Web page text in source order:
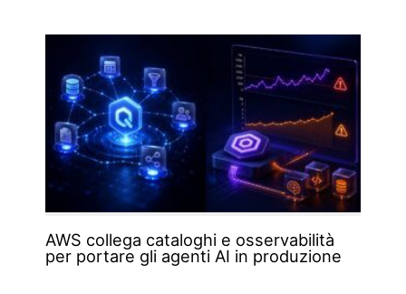
AWS collega cataloghi e osservabilità
per portare gli agenti AI in produzione